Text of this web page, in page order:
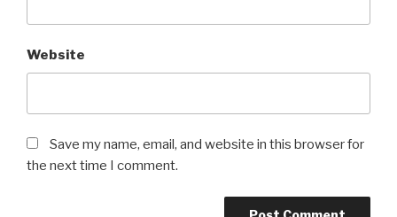
Website
Save my name, email, and website in this browser for
the next time I comment.